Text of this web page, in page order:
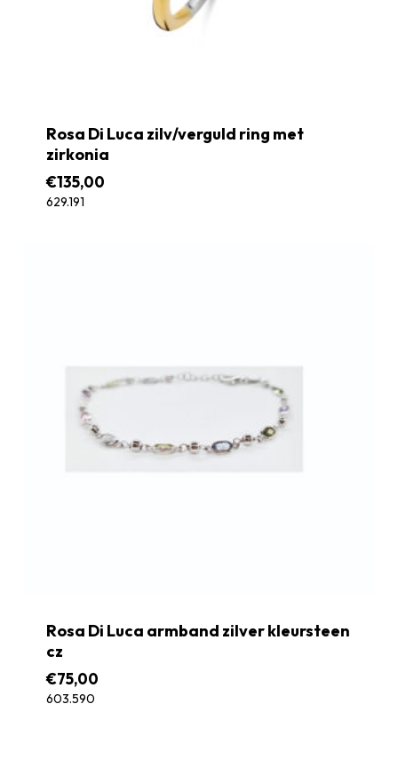
Rosa Di Luca zilv/verguld ring met
zirkonia
€135,00
629.191
Rosa Di Luca armband zilver kleursteen
cz
€75,00
603.590